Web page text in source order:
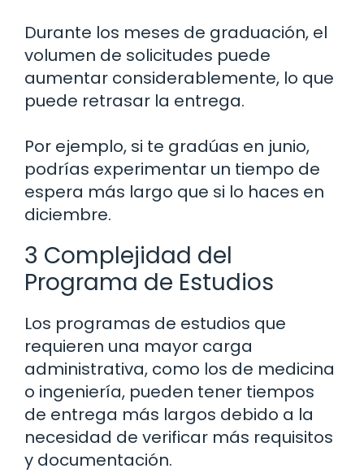
Durante los meses de graduación, el
volumen de solicitudes puede
aumentar considerablemente, lo que
puede retrasar la entrega.
Por ejemplo, si te gradúas en junio,
podrías experimentar un tiempo de
espera más largo que si lo haces en
diciembre.
3 Complejidad del
Programa de Estudios
Los programas de estudios que
requieren una mayor carga
administrativa, como los de medicina
o ingeniería, pueden tener tiempos
de entrega más largos debido a la
necesidad de verificar más requisitos
y documentación.